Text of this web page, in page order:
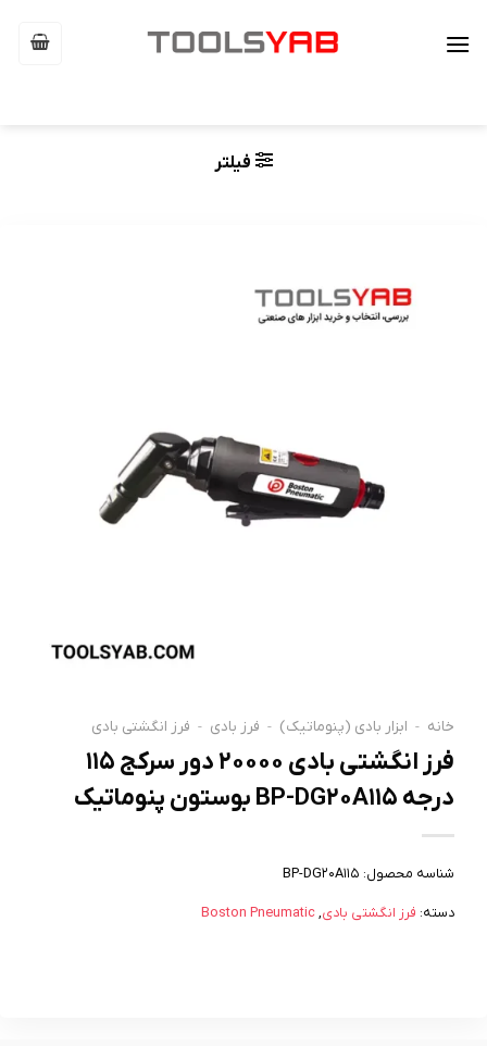
فیلتر
خانه - ابزار بادی (پنوماتیک) - فرز بادی - فرز انگشتی بادی
فرز انگشتی بادی ۲۰۰۰۰ دور سرکج ۱۱۵
درجه BP-DG20A115 بوستون پنوماتیک
شناسه محصول: BP-DG20A115
دسته: فرز انگشتی بادی,
Boston Pneumatic